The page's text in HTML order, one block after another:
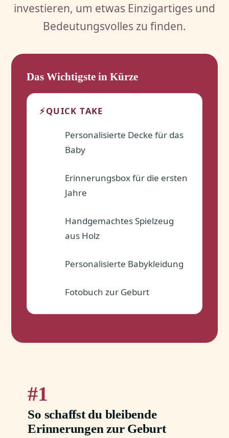
investieren, um etwas Einzigartiges und
Bedeutungsvolles zu finden.
Das Wichtigste in Kürze
⚡QUICK TAKE
Personalisierte Decke für das
Baby
Erinnerungsbox für die ersten
Jahre
Handgemachtes Spielzeug
aus Holz
Personalisierte Babykleidung
Fotobuch zur Geburt
1
So schaffst du bleibende
Erinnerungen zur Geburt